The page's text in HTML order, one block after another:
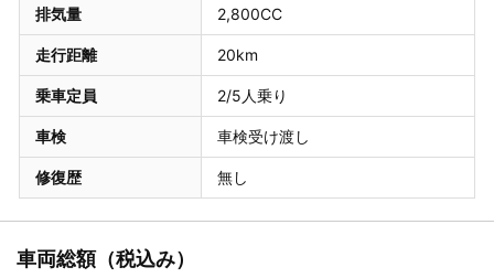
排気量 2,800CC
走行距離 20km
乗車定員 2/5人乗り
車検 車検受け渡し
修復歴 無し
車両総額（税込み）